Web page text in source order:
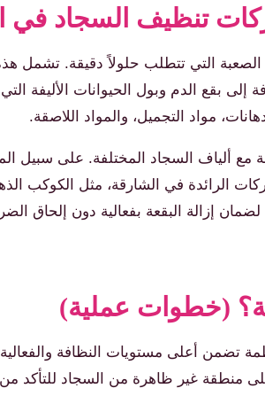
تنظيف السجاد في
التي تتطلب حلولاً دقيقة. تشمل هذه
إلى بقع الدم وبول الحيوانات الأليفة
مواد التجميل، والمواد اللاصقة.
مع ألياف السجاد المختلفة. على سبيل
الرائدة في الشارقة، مثل الكوكب
إزالة البقعة بفعالية دون إلحاق
(خطوات عملية)
أعلى مستويات النظافة والفعالية.
منطقة غير ظاهرة من السجاد للتأكد من